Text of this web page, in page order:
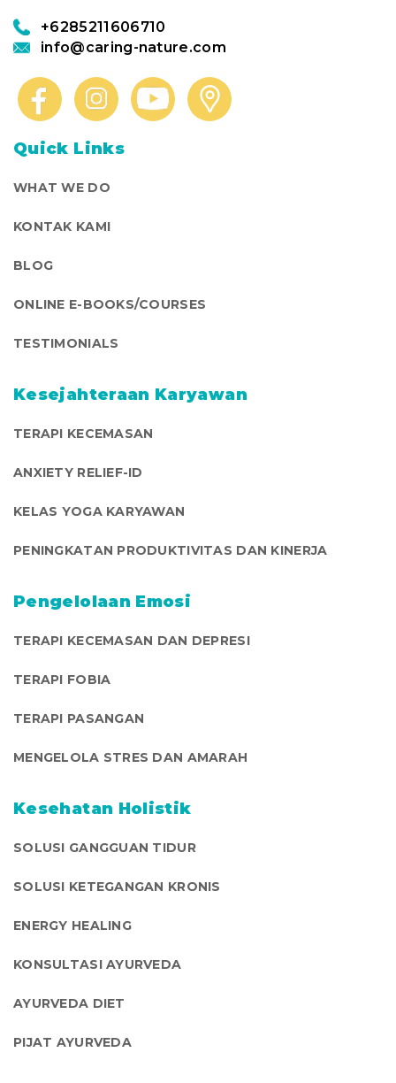
+6285211606710
info@caring-nature.com
Quick Links
WHAT WE DO
KONTAK KAMI
BLOG
ONLINE E-BOOKS/COURSES
TESTIMONIALS
Kesejahteraan Karyawan
TERAPI KECEMASAN
ANXIETY RELIEF-ID
KELAS YOGA KARYAWAN
PENINGKATAN PRODUKTIVITAS DAN KINERJA
Pengelolaan Emosi
TERAPI KECEMASAN DAN DEPRESI
TERAPI FOBIA
TERAPI PASANGAN
MENGELOLA STRES DAN AMARAH
Kesehatan Holistik
SOLUSI GANGGUAN TIDUR
SOLUSI KETEGANGAN KRONIS
ENERGY HEALING
KONSULTASI AYURVEDA
AYURVEDA DIET
PIJAT AYURVEDA